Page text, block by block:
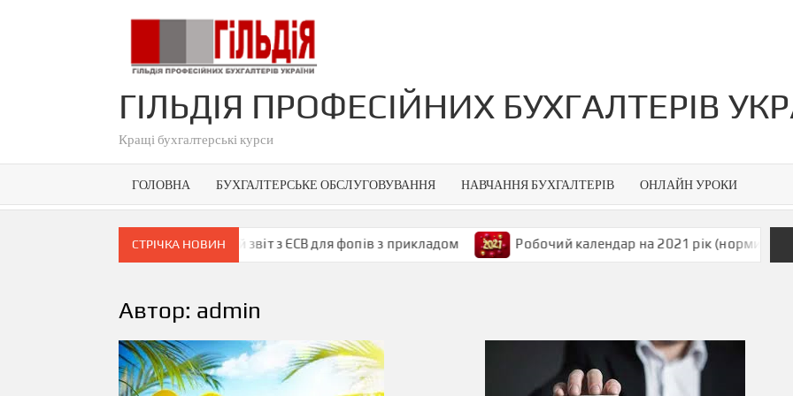
ГІЛЬДІЯ ПРОФЕСІЙНИХ БУХГАЛТЕРІВ
Кращі бухгалтерські курси
ГОЛОВНА БУХГАЛТЕРСЬКЕ ОБСЛУГОВУВАННЯ НАВЧАННЯ БУХГАЛТЕРІВ ОНЛАЙН УРОКИ
СТРІЧКА НОВИН
Щорічний звіт з ЄСВ для фопів з прикладом Робочий календар на 2021 рік (норми
Автор: admin